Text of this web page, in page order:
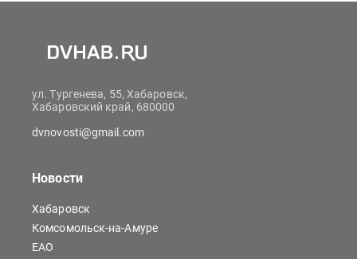
ул. Тургенева, 55, Хабаровск,
Хабаровский край, 680000
dvnovosti@gmail.com
Новости
Хабаровск
Комсомольск-на-Амуре
ЕАО